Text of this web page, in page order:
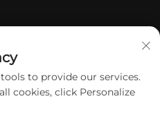
to provide our services.
cookies, click Personalize